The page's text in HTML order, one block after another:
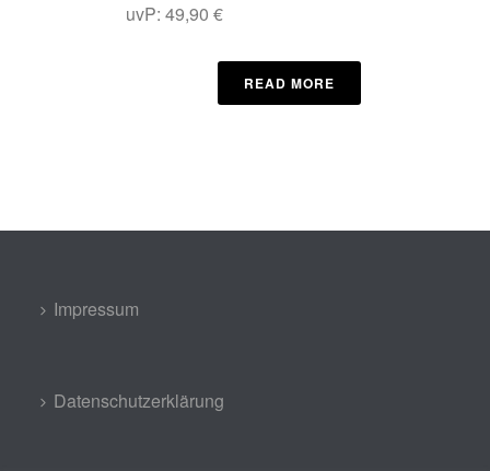
uvP: 49,90 €
READ MORE
Impressum
Datenschutzerklärung